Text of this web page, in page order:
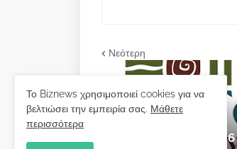
Νεότερη
εκδήλωση
Ilia Forum 2026: 5 &
Το Biznews χρησιμοποιεί cookies για να
βελτιώσει την εμπειρία σας. Μάθετε
περισσότερα